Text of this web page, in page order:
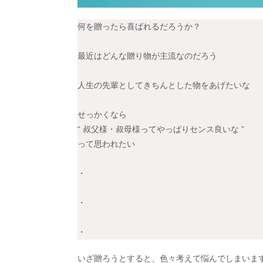
何を贈ったら喜ばれるだろうか？
最近はどんな贈り物が主流なのだろう
人生の先輩としてきちんとした物をあげたいな
せっかくなら
“ 叔父様・叔母様ってやっぱりセンス良いな ”
って思われたい
・
・
・
いざ贈ろうとすると、色々考えて悩んでしまいま